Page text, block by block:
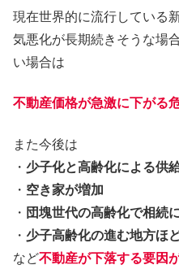
現在世界的に流行している
気悪化が長期続きそうな場
い場合は
不動産価格が急激に下がる
また今後は
・ 少子化と高齢化による供
・ 空き家が増加
・ 団塊世代の高齢化で相続
・ 少子高齢化の進む地方ほ
など不動産が下落する要因